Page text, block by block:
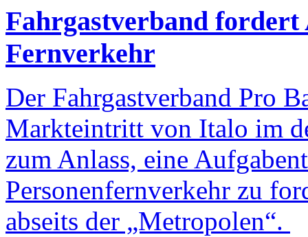
Fahrgastverband
Fernverkehr
Der Fahrgastverband Pro
Markteintritt von Italo im
zum Anlass, eine
Personenfernverkehr zu
abseits der „Metropolen“.